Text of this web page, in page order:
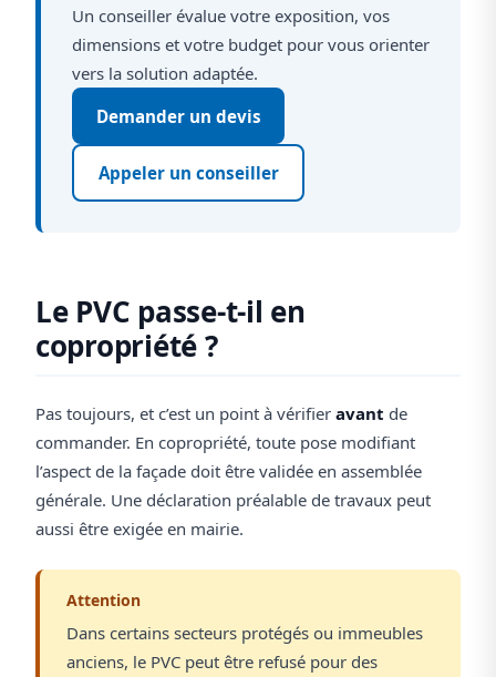
Un conseiller évalue votre exposition, vos
dimensions et votre budget pour vous orienter
vers la solution adaptée.
Demander un devis
Appeler un conseiller
Le PVC passe-t-il en
copropriété ?
Pas toujours, et c’est un point à vérifier avant de
commander. En copropriété, toute pose modifiant
l’aspect de la façade doit être validée en assemblée
générale. Une déclaration préalable de travaux peut
aussi être exigée en mairie.
Attention
Dans certains secteurs protégés ou immeubles
anciens, le PVC peut être refusé pour des